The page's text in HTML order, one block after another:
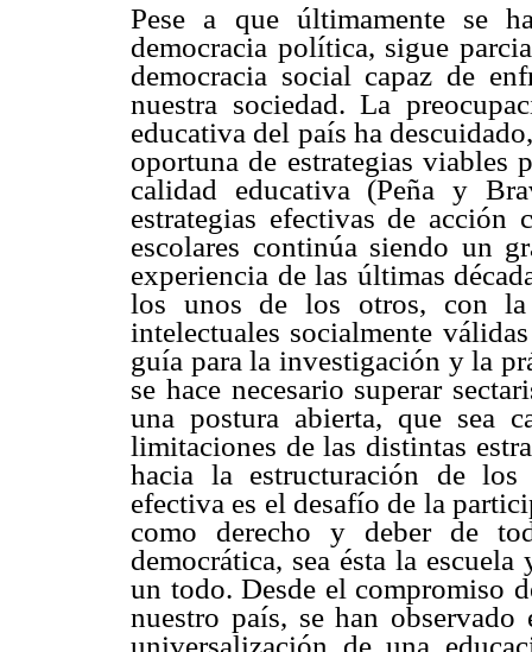
Pese a que últimamente se
democracia política, sigue
democracia social capaz de
nuestra sociedad. La
educativa del país ha
oportuna de estrategias viables
calidad educativa (Peña y
estrategias efectivas de
escolares continúa siendo un
experiencia de las últimas
los unos de los otros, con la
intelectuales socialmente
guía para la investigación y la
se hace necesario superar
una postura abierta, que sea
limitaciones de las distintas
hacia la estructuración de los
efectiva es el desafío de la
como derecho y deber de
democrática, sea ésta la
un todo. Desde el compromiso
nuestro país, se han
universalización de una